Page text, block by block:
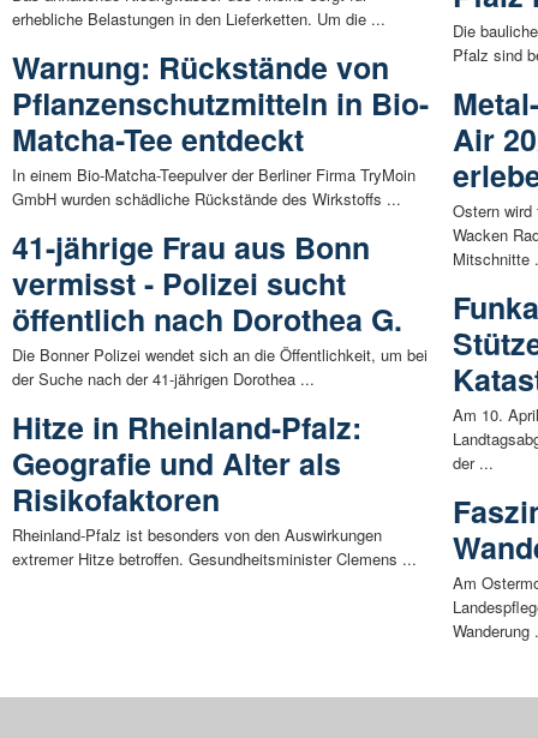
erhebliche Belastungen in den Lieferketten. Um die ...
Warnung: Rückstände von
Pflanzenschutzmitteln in Bio-
Matcha-Tee entdeckt
In einem Bio-Matcha-Teepulver der Berliner Firma TryMoin
GmbH wurden schädliche Rückstände des Wirkstoffs ...
41-jährige Frau aus Bonn
vermisst - Polizei sucht
öffentlich nach Dorothea G.
Die Bonner Polizei wendet sich an die Öffentlichkeit, um bei
der Suche nach der 41-jährigen Dorothea ...
Hitze in Rheinland-Pfalz:
Geografie und Alter als
Risikofaktoren
Rheinland-Pfalz ist besonders von den Auswirkungen
extremer Hitze betroffen. Gesundheitsminister Clemens ...
Die
Pfalz sind
Air
Ostern
Wacken
Mitschnitte
Am 10.
der ...
Am
Wanderung